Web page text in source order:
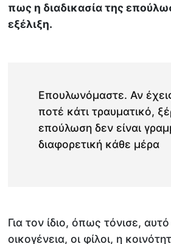
πως η διαδικασία της
εξέλιξη.
Επουλωνόμαστε. Αν
ποτέ κάτι τραυματικό,
επούλωση δεν είναι
διαφορετική κάθε μέρα
Για τον ίδιο, όπως τόνισε,
οικογένεια, οι φίλοι, η